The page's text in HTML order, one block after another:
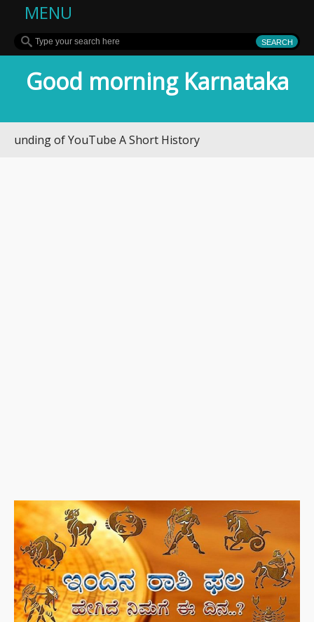
MENU
Good morning Karnataka
of YouTube A Short History